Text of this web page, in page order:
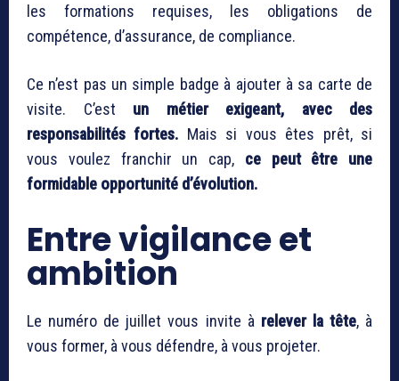
les formations requises, les obligations de
compétence, d’assurance, de compliance.
Ce n’est pas un simple badge à ajouter à sa carte de
visite. C’est un métier exigeant, avec des
responsabilités fortes. Mais si vous êtes prêt, si
vous voulez franchir un cap, ce peut être une
formidable opportunité d’évolution.
Entre vigilance et
ambition
Le numéro de juillet vous invite à relever la tête, à
vous former, à vous défendre, à vous projeter.